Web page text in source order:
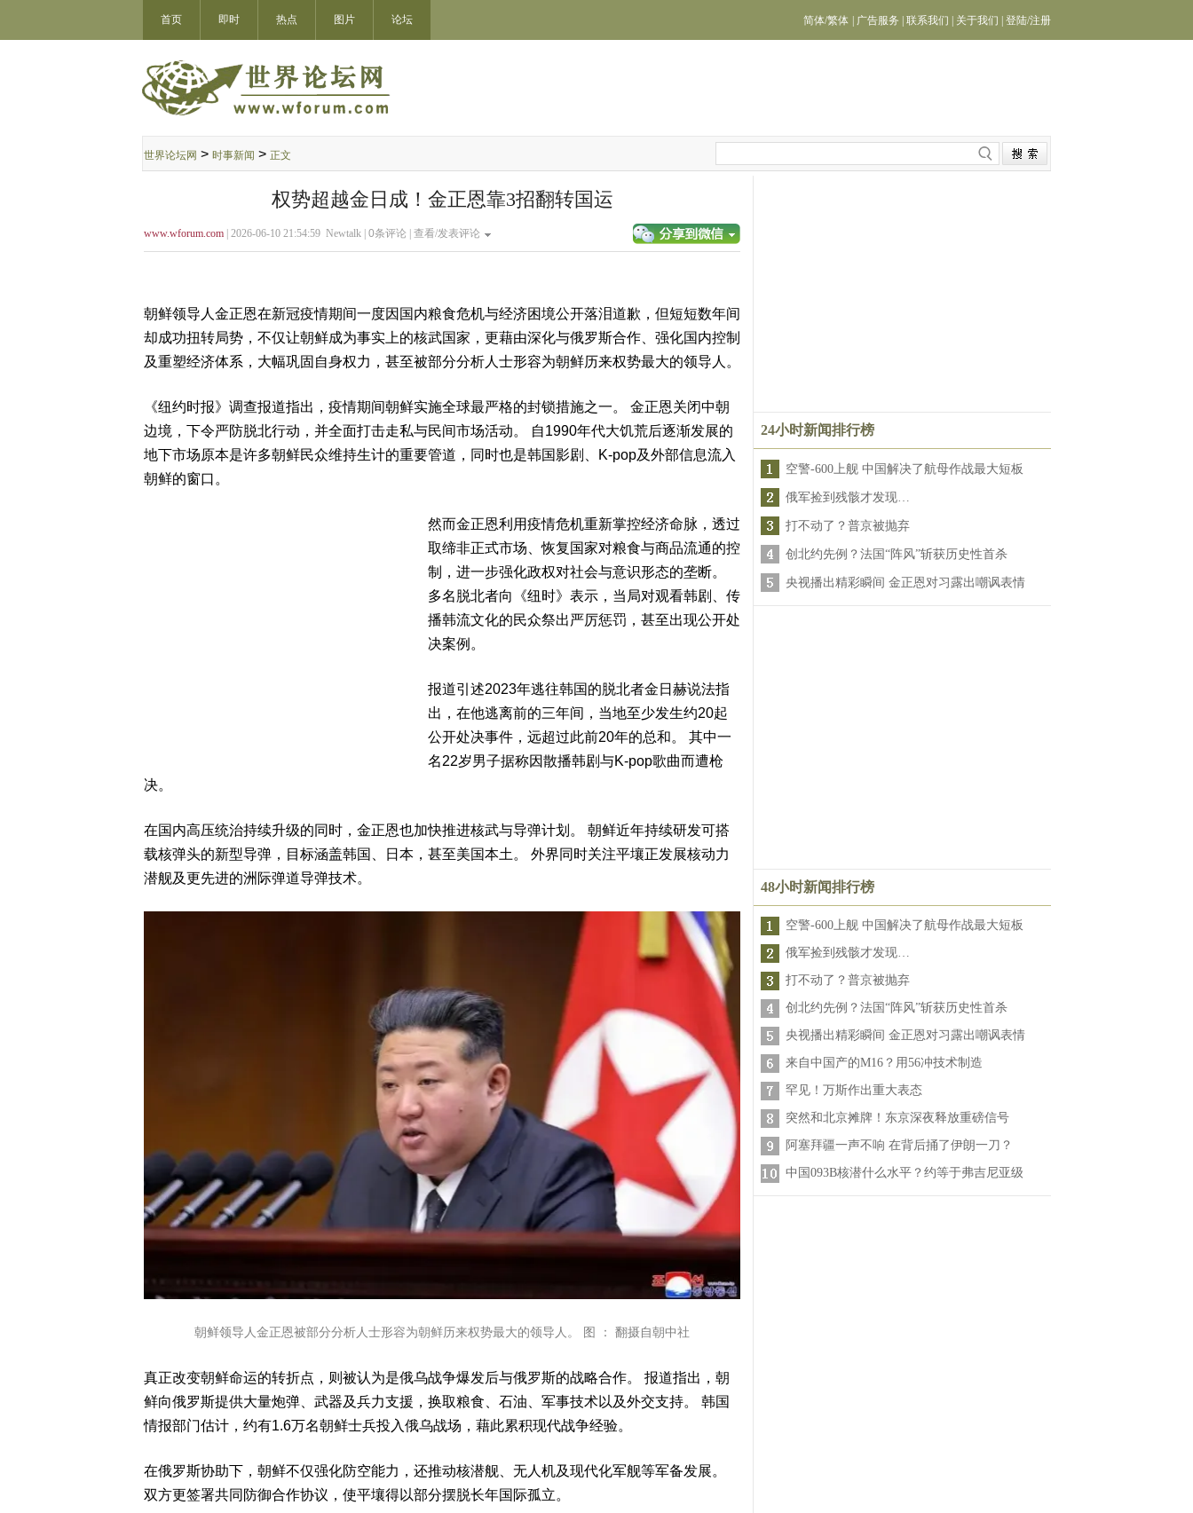
首页 即时 热点 图片 论坛 简体/繁体 广告服务 联系我们 关于我们 登陆/注册
世界论坛网 > 时事新闻 > 正文
权势超越金日成！金正恩靠3招翻转国运
www.wforum.com | 2026-06-10 21:54:59 Newtalk | 0条评论 | 查看/发表评论
朝鲜领导人金正恩在新冠疫情期间一度因国内粮食危机与经济困境公开落泪道歉，但短短数年间
却成功扭转局势，不仅让朝鲜成为事实上的核武国家，更藉由深化与俄罗斯合作、强化国内控制
及重塑经济体系，大幅巩固自身权力，甚至被部分分析人士形容为朝鲜历来权势最大的领导人。
《纽约时报》调查报道指出，疫情期间朝鲜实施全球最严格的封锁措施之一。 金正恩关闭中朝
边境，下令严防脱北行动，并全面打击走私与民间市场活动。 自1990年代大饥荒后逐渐发展的
地下市场原本是许多朝鲜民众维持生计的重要管道，同时也是韩国影剧、K-pop及外部信息流入
朝鲜的窗口。
然而金正恩利用疫情危机重新掌控经济命脉，透过
取缔非正式市场、恢复国家对粮食与商品流通的控
制，进一步强化政权对社会与意识形态的垄断。
多名脱北者向《纽时》表示，当局对观看韩剧、传
播韩流文化的民众祭出严厉惩罚，甚至出现公开处
决案例。
报道引述2023年逃往韩国的脱北者金日赫说法指
出，在他逃离前的三年间，当地至少发生约20起
公开处决事件，远超过此前20年的总和。 其中一
名22岁男子据称因散播韩剧与K-pop歌曲而遭枪
决。
在国内高压统治持续升级的同时，金正恩也加快推进核武与导弹计划。 朝鲜近年持续研发可搭
载核弹头的新型导弹，目标涵盖韩国、日本，甚至美国本土。 外界同时关注平壤正发展核动力
潜舰及更先进的洲际弹道导弹技术。
朝鲜领导人金正恩被部分分析人士形容为朝鲜历来权势最大的领导人。 图 ： 翻摄自朝中社
真正改变朝鲜命运的转折点，则被认为是俄乌战争爆发后与俄罗斯的战略合作。 报道指出，朝
鲜向俄罗斯提供大量炮弹、武器及兵力支援，换取粮食、石油、军事技术以及外交支持。 韩国
情报部门估计，约有1.6万名朝鲜士兵投入俄乌战场，藉此累积现代战争经验。
在俄罗斯协助下，朝鲜不仅强化防空能力，还推动核潜舰、无人机及现代化军舰等军备发展。
双方更签署共同防御合作协议，使平壤得以部分摆脱长年国际孤立。
24小时新闻排行榜
空警-600上舰 中国解决了航母作战最大短板
俄军捡到残骸才发现…
打不动了？普京被抛弃
创北约先例？法国“阵风”斩获历史性首杀
央视播出精彩瞬间 金正恩对习露出嘲讽表情
48小时新闻排行榜
空警-600上舰 中国解决了航母作战最大短板
俄军捡到残骸才发现…
打不动了？普京被抛弃
创北约先例？法国“阵风”斩获历史性首杀
央视播出精彩瞬间 金正恩对习露出嘲讽表情
来自中国产的M16？用56冲技术制造
罕见！万斯作出重大表态
突然和北京摊牌！东京深夜释放重磅信号
阿塞拜疆一声不响 在背后捅了伊朗一刀？
中国093B核潜什么水平？约等于弗吉尼亚级